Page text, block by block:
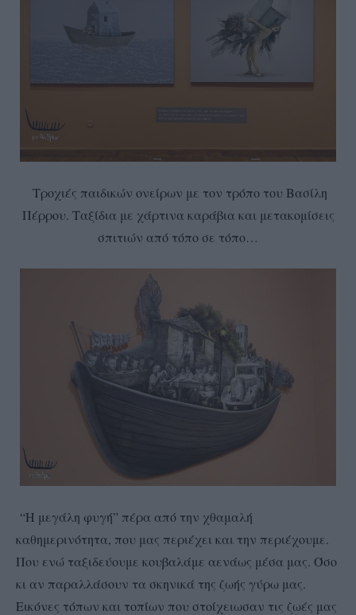
Τροχιές παιδικών ονείρων με τον τρόπο του Βασίλη
Πέρρου. Ταξίδια με χάρτινα καράβια και μετακομίσεις
σπιτιών από τόπο σε τόπο…
“Η μεγάλη φυγή” πέρα από την χθαμαλή
καθημερινότητα, που μας περιέχει και την περιέχουμε.
Που ενώ ταξιδεύουμε κουβαλάμε αενάως μέσα μας. Όσο
κι αν παραλλάσουν τα σκηνικά της ζωής γύρω μας.
Εικόνες τόπων και τοπίων που στοίχειωσαν τις ζωές μας